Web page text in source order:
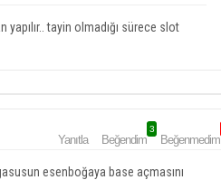
tayin olmadığı sürece slot
Yanıtla Beğendim
3
Beğenmedim
esenboğaya base açmasını